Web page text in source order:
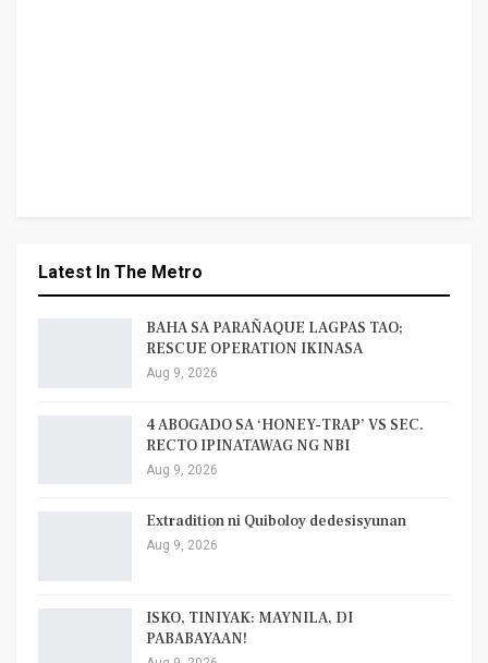
Latest In The Metro
BAHA SA PARAÑAQUE LAGPAS TAO;
RESCUE OPERATION IKINASA
Aug 9, 2026
4 ABOGADO SA ‘HONEY-TRAP’ VS SEC.
RECTO IPINATAWAG NG NBI
Aug 9, 2026
Extradition ni Quiboloy dedesisyunan
Aug 9, 2026
ISKO, TINIYAK: MAYNILA, DI
PABABAYAAN!